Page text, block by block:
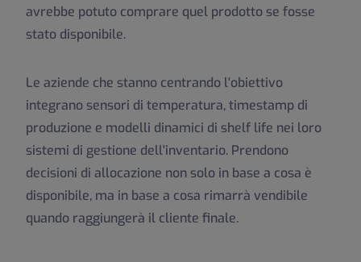
avrebbe potuto comprare quel prodotto se fosse
stato disponibile.
Le aziende che stanno centrando l'obiettivo
integrano sensori di temperatura, timestamp di
produzione e modelli dinamici di shelf life nei loro
sistemi di gestione dell'inventario. Prendono
decisioni di allocazione non solo in base a cosa è
disponibile, ma in base a cosa rimarrà vendibile
quando raggiungerà il cliente finale.